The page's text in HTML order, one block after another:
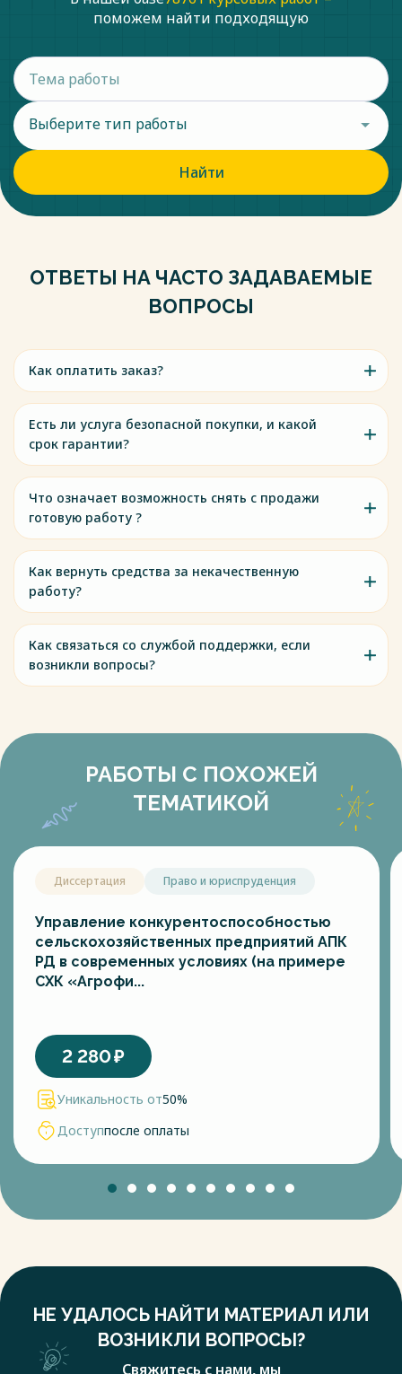
осетровых в живом виде [36].
поможем найти подходящую
Выберите тип работы
Найти
ОТВЕТЫ НА ЧАСТО ЗАДАВАЕМЫЕ
ВОПРОСЫ
Как оплатить заказ?
Есть ли услуга безопасной покупки, и какой
срок гарантии?
Что означает возможность снять с продажи
готовую работу ?
Как вернуть средства за некачественную
работу?
Как связаться со службой поддержки, если
возникли вопросы?
РАБОТЫ С ПОХОЖЕЙ
ТЕМАТИКОЙ
Диссертация Право и юриспруденция
Управление конкурентоспособностью
сельскохозяйственных предприятий АПК
РД в современных условиях (на примере
СХК «Агрофи...
2 280₽
Уникальность от50%
Доступпосле оплаты
НЕ УДАЛОСЬ НАЙТИ МАТЕРИАЛ ИЛИ
ВОЗНИКЛИ ВОПРОСЫ?
Свяжитесь с нами, мы